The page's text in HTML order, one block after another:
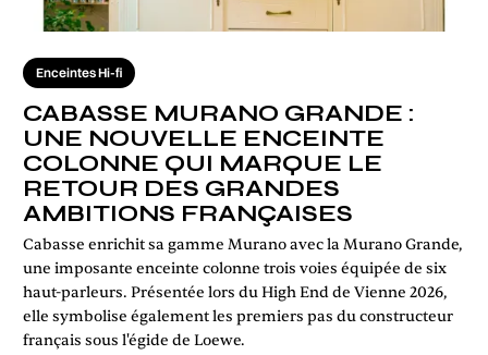
Enceintes Hi-fi
CABASSE MURANO GRANDE :
UNE NOUVELLE ENCEINTE
COLONNE QUI MARQUE LE
RETOUR DES GRANDES
AMBITIONS FRANÇAISES
Cabasse enrichit sa gamme Murano avec la Murano Grande,
une imposante enceinte colonne trois voies équipée de six
haut-parleurs. Présentée lors du High End de Vienne 2026,
elle symbolise également les premiers pas du constructeur
français sous l'égide de Loewe.